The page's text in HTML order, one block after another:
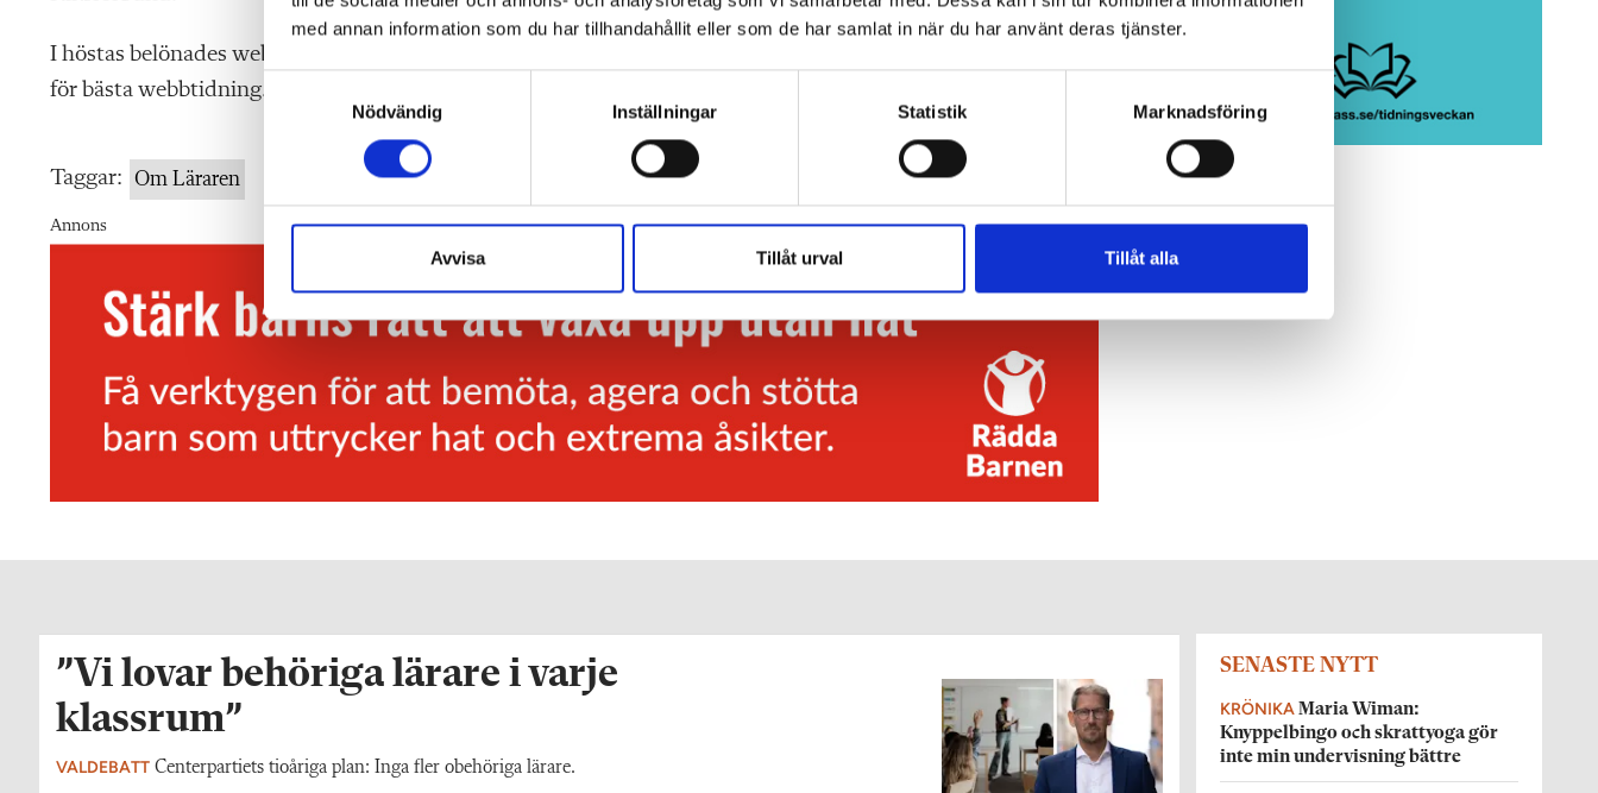
med annan information som du har tillhandahållit eller som de har samlat in när du har använt deras tjänster.
s
v
l
Nödvändig Inställningar Statistik Marknadsföring
Avvisa Tillåt urval Tillåt alla
chefredaktör Läraren.
I höstas belönades webbplatsen Läraren.se med ett guld i Publishingpriset
för bästa webbtidning.
Taggar: Om Läraren
Annons
”Vi lovar behöriga lärare i varje
klassrum”
VALDEBATT Centerpartiets tioåriga plan: Inga fler obehöriga lärare.
SENASTE NYTT
KRÖNIKA Maria Wiman:
Knyppelbingo och skrattyoga gör
inte min undervisning bättre